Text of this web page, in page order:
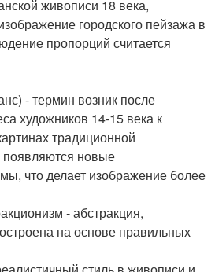
живописи 18 века,
городского пейзажа в
пропорций считается
- термин возник после
художников 14-15 века к
традиционной
появляются новые
что делает изображение более
- абстракция,
на основе правильных